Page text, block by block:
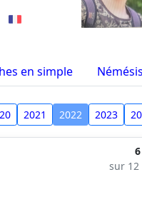
en simple Némésis
2021 2022 2023
sur 12